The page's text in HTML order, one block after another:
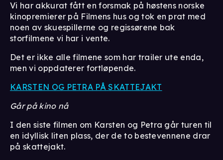
Vi har akkurat fått en forsmak på høstens norske
kinopremierer på Filmens hus og tok en prat med
noen av skuespillerne og regissørene bak
storfilmene vi har i vente.
Det er ikke alle filmene som har trailer ute enda,
men vi oppdaterer fortløpende.
KARSTEN OG PETRA PÅ SKATTEJAKT
Går på kino nå
I den siste filmen om Karsten og Petra går turen til
en idyllisk liten plass, der de to bestevennene drar
på skattejakt.